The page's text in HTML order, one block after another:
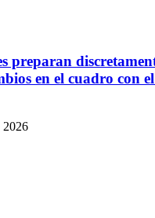
preparan
en el cuadro con
2026